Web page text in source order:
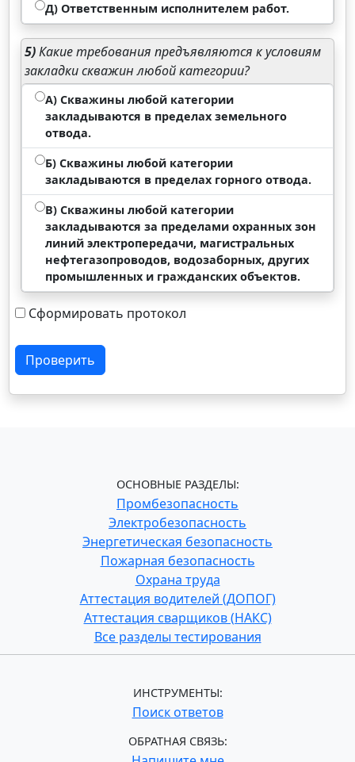
Д) Ответственным исполнителем работ.
5)Какие требования предъявляются к условиям
закладки скважин любой категории?
А) Скважины любой категории
закладываются в пределах земельного
отвода.
Б) Скважины любой категории
закладываются в пределах горного отвода.
В) Скважины любой категории
закладываются за пределами охранных зон
линий электропередачи, магистральных
нефтегазопроводов, водозаборных, других
промышленных и гражданских объектов.
Сформировать протокол
Проверить
ОСНОВНЫЕ РАЗДЕЛЫ:
Промбезопасность
Электробезопасность
Энергетическая безопасность
Пожарная безопасность
Охрана труда
Аттестация водителей (ДОПОГ)
Аттестация сварщиков (НАКС)
Все разделы тестирования
ИНСТРУМЕНТЫ:
Поиск ответов
ОБРАТНАЯ СВЯЗЬ: